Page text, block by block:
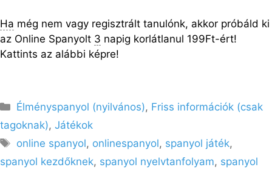
Ha még nem vagy regisztrált tanulónk, akkor próbáld ki
az Online Spanyolt 3 napig korlátlanul 199Ft-ért!
Kattints az alábbi képre!
Kategória
Élményspanyol (nyilvános), Friss információk (csak
tagoknak), Játékok
Címkék
online spanyol, onlinespanyol, spanyol játék,
spanyol kezdőknek, spanyol nyelvtanfolyam, spanyol